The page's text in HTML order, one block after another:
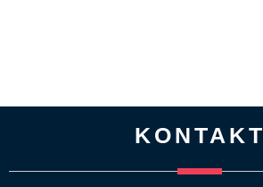
KONTAKT